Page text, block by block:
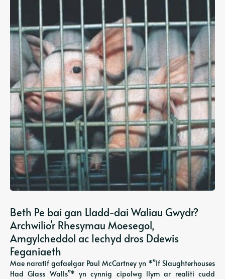
Beth Pe bai gan Lladd-dai Waliau Gwydr?
Archwilio'r Rhesymau Moesegol,
Amgylcheddol ac Iechyd dros Ddewis
Feganiaeth
Mae naratif gafaelgar Paul McCartney yn *”If Slaughterhouses
Had Glass Walls”* yn cynnig cipolwg llym ar realiti cudd